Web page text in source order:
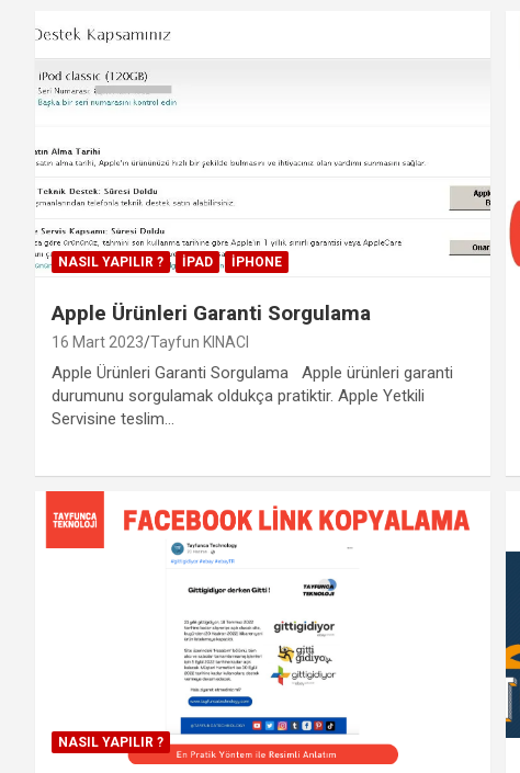
NASIL YAPILIR ? IPAD IPHONE
Apple Ürünleri Garanti Sorgulama
16 Mart 2023 Tayfun KINACI
Apple Ürünleri Garanti Sorgulama Apple ürünleri garanti
durumunu sorgulamak oldukça pratiktir. Apple Yetkili
Servisine teslim…
NASIL YAPILIR ?